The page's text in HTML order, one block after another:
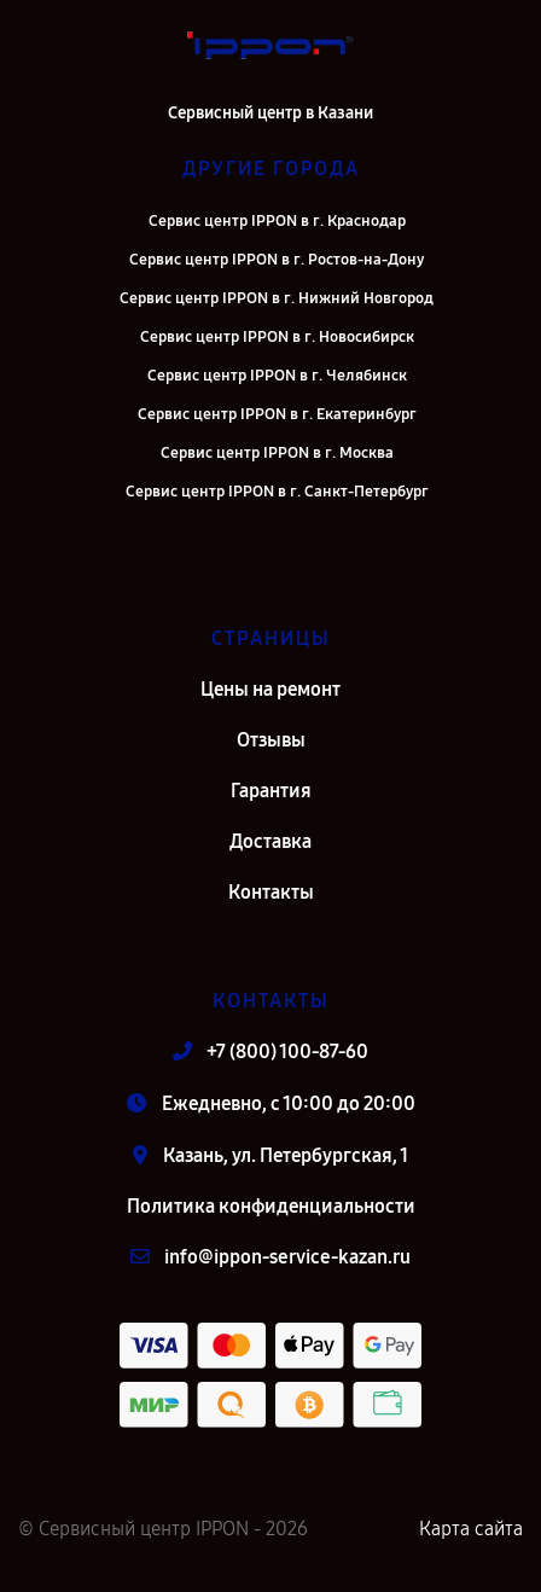
Сервисный центр в Казани
ДРУГИЕ ГОРОДА
Сервис центр IPPON в г. Краснодар
Сервис центр IPPON в г. Ростов-на-Дону
Сервис центр IPPON в г. Нижний Новгород
Сервис центр IPPON в г. Новосибирск
Сервис центр IPPON в г. Челябинск
Сервис центр IPPON в г. Екатеринбург
Сервис центр IPPON в г. Москва
Сервис центр IPPON в г. Санкт-Петербург
СТРАНИЦЫ
Цены на ремонт
Отзывы
Гарантия
Доставка
Контакты
КОНТАКТЫ
+7 (800) 100-87-60
Ежедневно, с 10:00 до 20:00
Казань, ул. Петербургская, 1
Политика конфиденциальности
info@ippon-service-kazan.ru
© Сервисный центр IPPON - 2026 Карта сайта